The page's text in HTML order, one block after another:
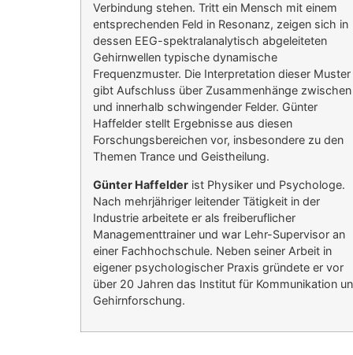
Verbindung stehen. Tritt ein Mensch mit einem
entsprechenden Feld in Resonanz, zeigen sich in
dessen EEG-spektralanalytisch abgeleiteten
Gehirnwellen typische dynamische
Frequenzmuster. Die Interpretation dieser Muster
gibt Aufschluss über Zusammenhänge zwischen
und innerhalb schwingender Felder. Günter
Haffelder stellt Ergebnisse aus diesen
Forschungsbereichen vor, insbesondere zu den
Themen Trance und Geistheilung.
Günter Haffelder ist Physiker und Psychologe.
Nach mehrjähriger leitender Tätigkeit in der
Industrie arbeitete er als freiberuflicher
Managementtrainer und war Lehr-Supervisor an
einer Fachhochschule. Neben seiner Arbeit in
eigener psychologischer Praxis gründete er vor
über 20 Jahren das Institut für Kommunikation
Gehirnforschung.